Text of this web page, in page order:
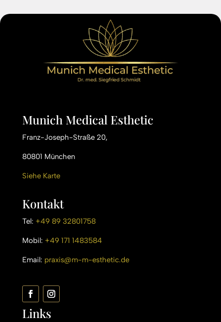
Munich Medical Esthetic
Franz-Joseph-Straße 20,
80801 München
Siehe Karte
Kontakt
Tel: +49 89 32801758
Mobil: +49 171 1483584
Email: praxis@m-m-esthetic.de
Links